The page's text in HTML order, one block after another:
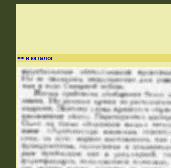
<< в каталог